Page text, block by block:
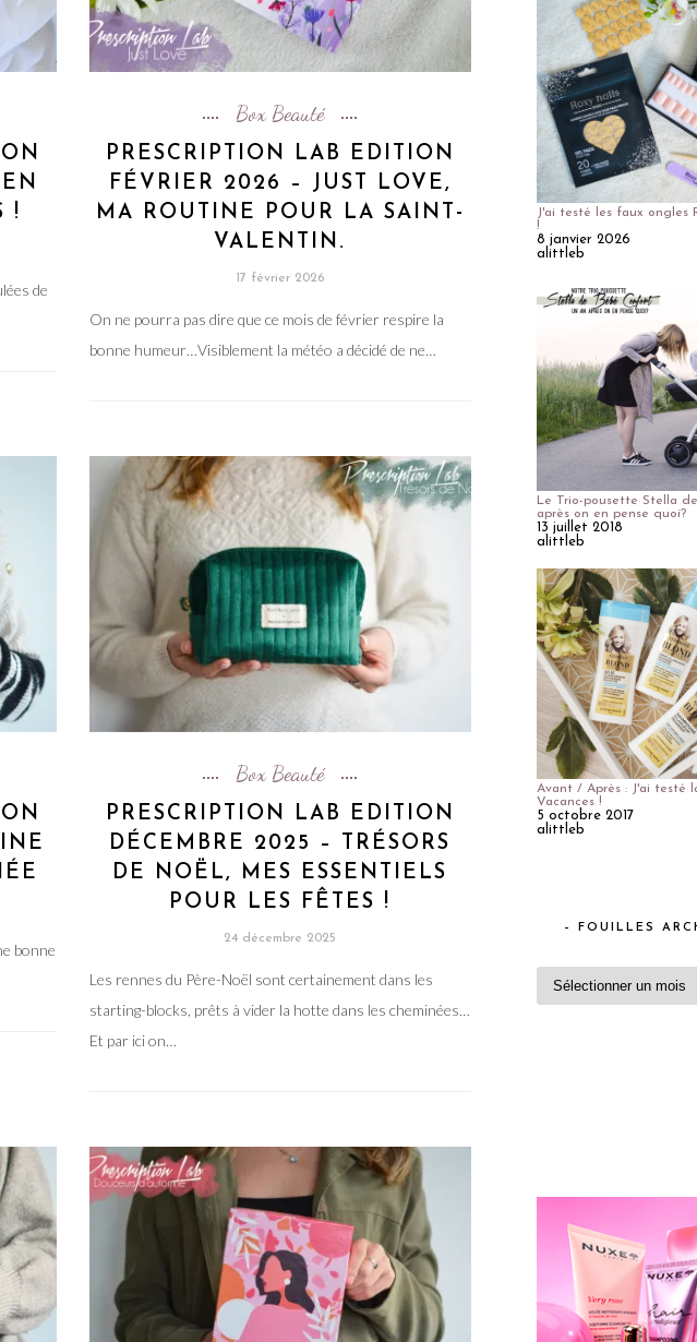
!
de
Box Beauté
PRESCRIPTION LAB EDITION
FÉVRIER 2026 – JUST LOVE,
MA ROUTINE POUR LA SAINT-
VALENTIN.
17 février 2026
On ne pourra pas dire que ce mois de février respire la
bonne humeur…Visiblement la météo a décidé de ne…
bonne
Box Beauté
PRESCRIPTION LAB EDITION
DÉCEMBRE 2025 – TRÉSORS
DE NOËL, MES ESSENTIELS
POUR LES FÊTES !
24 décembre 2025
Les rennes du Père-Noël sont certainement dans les
starting-blocks, prêts à vider la hotte dans les cheminées…
Et par ici on…
J'ai testé les faux ongles
!
8 janvier 2026
alittleb
Le Trio-pousette Stella
après on en pense quoi?
13 juillet 2018
alittleb
Avant / Après : J'ai testé
Vacances !
5 octobre 2017
alittleb
– FOUILLES